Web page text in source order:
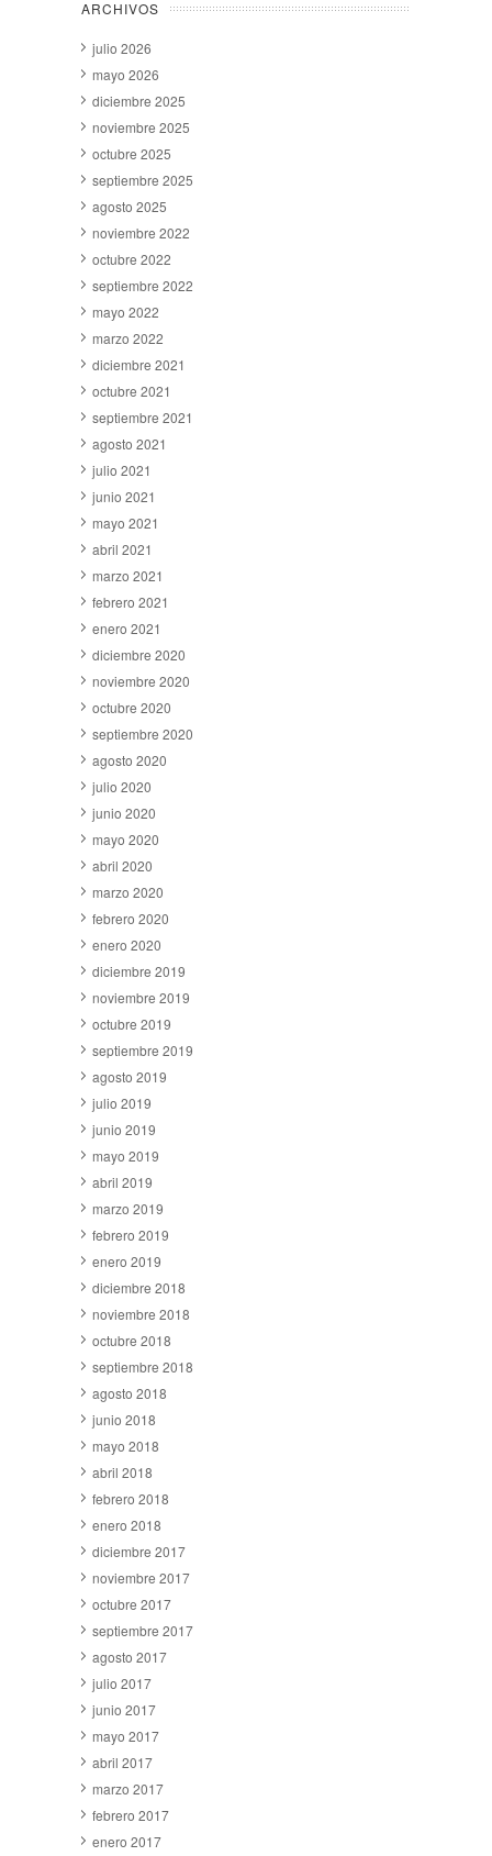
ARCHIVOS
julio 2026
mayo 2026
diciembre 2025
noviembre 2025
octubre 2025
septiembre 2025
agosto 2025
noviembre 2022
octubre 2022
septiembre 2022
mayo 2022
marzo 2022
diciembre 2021
octubre 2021
septiembre 2021
agosto 2021
julio 2021
junio 2021
mayo 2021
abril 2021
marzo 2021
febrero 2021
enero 2021
diciembre 2020
noviembre 2020
octubre 2020
septiembre 2020
agosto 2020
julio 2020
junio 2020
mayo 2020
abril 2020
marzo 2020
febrero 2020
enero 2020
diciembre 2019
noviembre 2019
octubre 2019
septiembre 2019
agosto 2019
julio 2019
junio 2019
mayo 2019
abril 2019
marzo 2019
febrero 2019
enero 2019
diciembre 2018
noviembre 2018
octubre 2018
septiembre 2018
agosto 2018
junio 2018
mayo 2018
abril 2018
febrero 2018
enero 2018
diciembre 2017
noviembre 2017
octubre 2017
septiembre 2017
agosto 2017
julio 2017
junio 2017
mayo 2017
abril 2017
marzo 2017
febrero 2017
enero 2017